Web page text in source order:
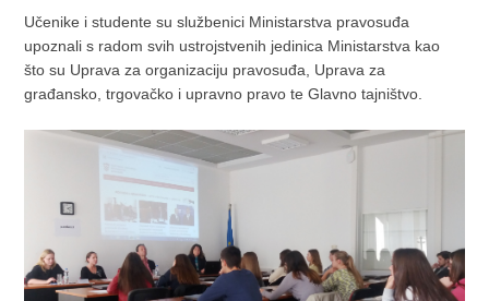
Učenike i studente su službenici Ministarstva pravosuđa
upoznali s radom svih ustrojstvenih jedinica Ministarstva kao
što su Uprava za organizaciju pravosuđa, Uprava za
građansko, trgovačko i upravno pravo te Glavno tajništvo.